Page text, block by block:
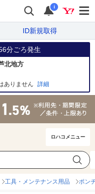
i
ID新規取得
分ごろ発生
北地方
ありません 詳細
ロハコメニュー
工具・メンテナンス用品 ポン